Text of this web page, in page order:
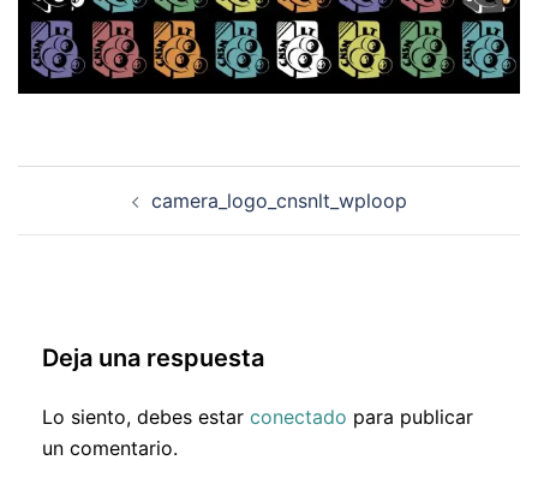
camera_logo_cnsnlt_wploop
Deja una respuesta
Lo siento, debes estar conectado para publicar
un comentario.